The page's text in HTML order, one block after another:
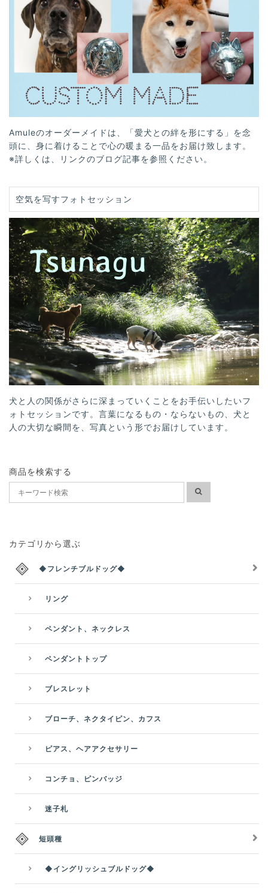
Amuleのオーダーメイドは、「愛犬との絆を形にする」を念
頭に、身に着けることで心の暖まる一品をお届け致します。
※詳しくは、リンクのブログ記事を参照ください。
空気を写すフォトセッション
犬と人の関係がさらに深まっていくことをお手伝いしたいフ
ォトセッションです。言葉になるもの・ならないもの、犬と
人の大切な瞬間を、写真という形でお届けしています。
商品を検索する
カテゴリから選ぶ
◆フレンチブルドッグ◆
リング
ペンダント、ネックレス
ペンダントトップ
ブレスレット
ブローチ、ネクタイピン、カフス
ピアス、ヘアアクセサリー
コンチョ、ピンバッジ
迷子札
短頭種
◆イングリッシュブルドッグ◆